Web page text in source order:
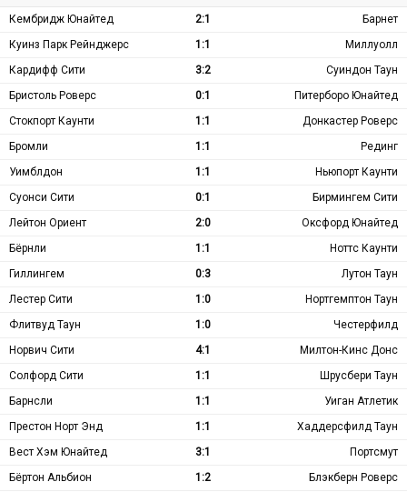
Кембридж Юнайтед 2:1
Барнет
Куинз Парк Рейнджерс
1:1
Миллуолл
Кардифф Сити
3:2
Суиндон Таун
Бристоль Роверс
0:1
Питерборо Юнайтед
Стокпорт Каунти
1:1
Донкастер Роверс
Бромли
1:1
Рединг
Уимблдон
1:1
Ньюпорт Каунти
Суонси Сити
0:1
Бирмингем Сити
Лейтон Ориент
2:0
Оксфорд Юнайтед
Бёрнли
1:1
Ноттс Каунти
Гиллингем
0:3
Лутон Таун
Лестер Сити
1:0
Нортгемптон Таун
Флитвуд Таун
1:0
Честерфилд
Норвич Сити
4:1
Милтон-Кинс Донс
Солфорд Сити
1:1
Шрусбери Таун
Барнсли
1:1
Уиган Атлетик
Престон Норт Энд
1:1
Хаддерсфилд Таун
Вест Хэм Юнайтед
3:1
Портсмут
Бёртон Альбион
1:2
Блэкберн Роверс